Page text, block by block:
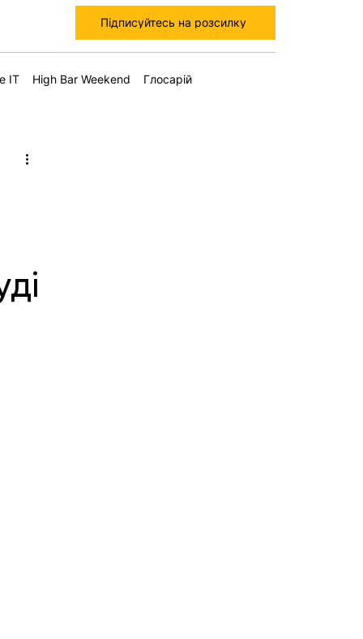
Підписуйтесь на розсилку
IT High Bar Weekend Глосарій